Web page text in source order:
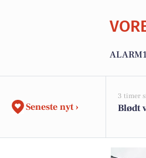
Seneste nyt ›
3 timer
Blødt